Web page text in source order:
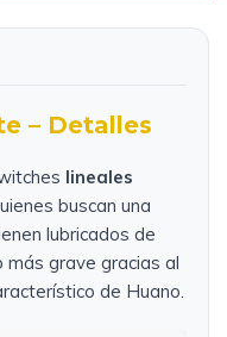
– Detalles
lineales
buscan una
lubricados de
grave gracias al
de Huano.